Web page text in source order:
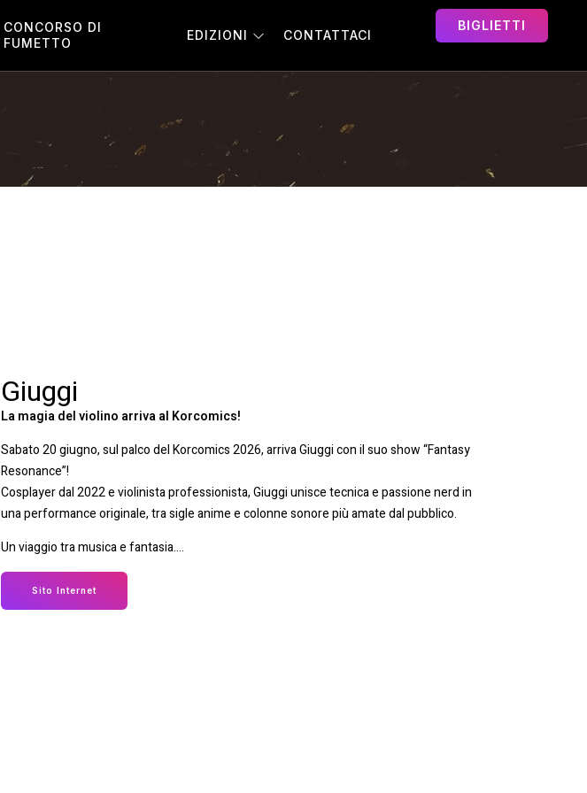
CONCORSO DI
FUMETTO
EDIZIONI CONTATTACI
BIGLIETTI
Giuggi
La magia del violino arriva al Korcomics!
Sabato 20 giugno, sul palco del Korcomics 2026, arriva Giuggi con il suo show “Fantasy
Resonance”!
Cosplayer dal 2022 e violinista professionista, Giuggi unisce tecnica e passione nerd in
una performance originale, tra sigle anime e colonne sonore più amate dal pubblico.
Un viaggio tra musica e fantasia….
Sito Internet